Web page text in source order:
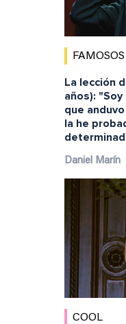
FAMOSOS
La lección
años):
que
la he
Daniel Marín
COOL